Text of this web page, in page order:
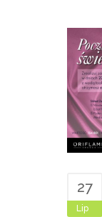
27
Lip